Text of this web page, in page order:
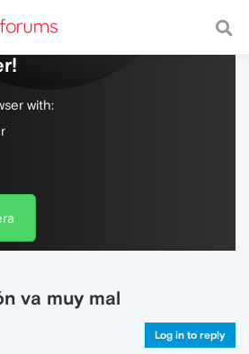
web, with a fast and
with:
va muy mal
Log in to reply